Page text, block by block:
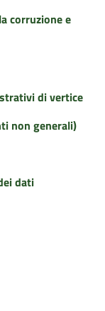
corruzione e
di vertice
non generali)
dati